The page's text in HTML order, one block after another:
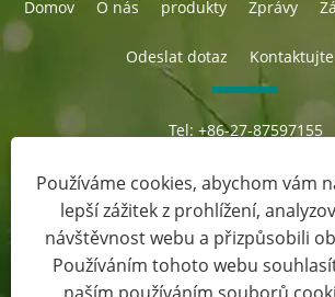
Domov O nás produkty Zprávy
Odeslat dotaz
Tel: +86-27-87597155
Gedian Economic Development
Hubei, Čína.
Copyright © 2022 Hubei Gedian
Používáme cookies, abychom vám
lepší zážitek z prohlížení,
návštěvnost webu a přizpůsobili
Používáním tohoto webu